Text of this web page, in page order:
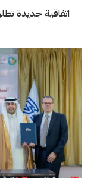
اتفاقية جديدة